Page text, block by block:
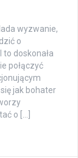
wyzwanie,
o
doskonała
połączyć
jak bohater
o […]